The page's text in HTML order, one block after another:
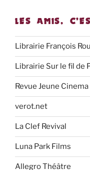
LES AMIS,
Librairie François
Librairie Sur le fil de
Revue Jeune Cinema
verot.net
La Clef Revival
Luna Park Films
Allegro Théâtre